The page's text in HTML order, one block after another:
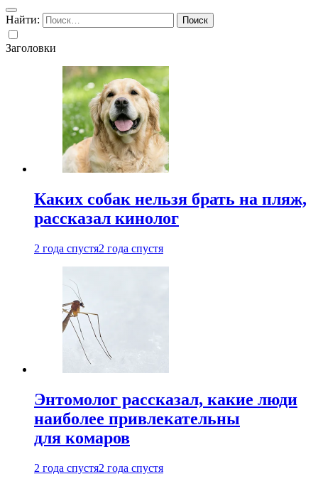
Найти:
Заголовки
Каких собак нельзя брать на пляж,
рассказал кинолог
2 года спустя2 года спустя
Энтомолог рассказал, какие люди
наиболее привлекательны
для комаров
2 года спустя2 года спустя